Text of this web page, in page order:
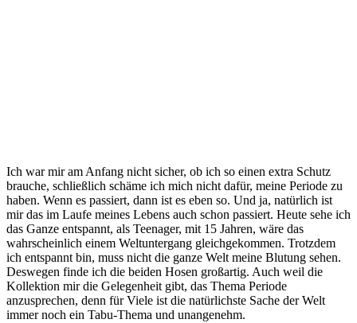
Ich war mir am Anfang nicht sicher, ob ich so einen extra Schutz
brauche, schließlich schäme ich mich nicht dafür, meine Periode zu
haben. Wenn es passiert, dann ist es eben so. Und ja, natürlich ist
mir das im Laufe meines Lebens auch schon passiert. Heute sehe ich
das Ganze entspannt, als Teenager, mit 15 Jahren, wäre das
wahrscheinlich einem Weltuntergang gleichgekommen. Trotzdem
ich entspannt bin, muss nicht die ganze Welt meine Blutung sehen.
Deswegen finde ich die beiden Hosen großartig. Auch weil die
Kollektion mir die Gelegenheit gibt, das Thema Periode
anzusprechen, denn für Viele ist die natürlichste Sache der Welt
immer noch ein Tabu-Thema und unangenehm.